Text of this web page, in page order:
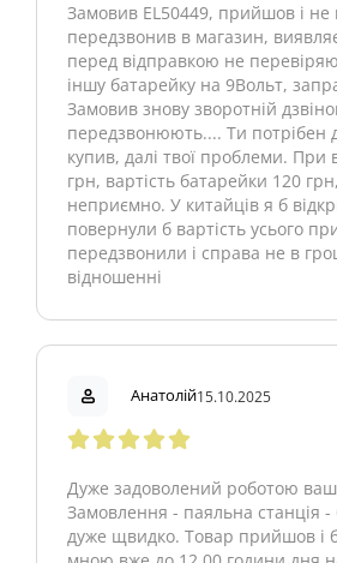
Замовив EL50449, прийшов і
передзвонив в магазин,
перед відправкою не
іншу батарейку на 9Вольт,
Замовив знову зворотній
передзвонюють.... Ти потрібен
купив, далі твої проблеми. При
грн, вартість батарейки 120
неприємно. У китайців я б
повернули б вартість усього
передзвонили і справа не в
відношенні
Анатолій15.10.2025
Дуже задоволений роботою
Замовлення - паяльна станція -
дуже щвидко. Товар прийшов і